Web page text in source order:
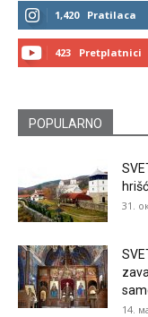
1,420 Pratilaca
423 Pretplatnici
POPULARNO
31.
14.